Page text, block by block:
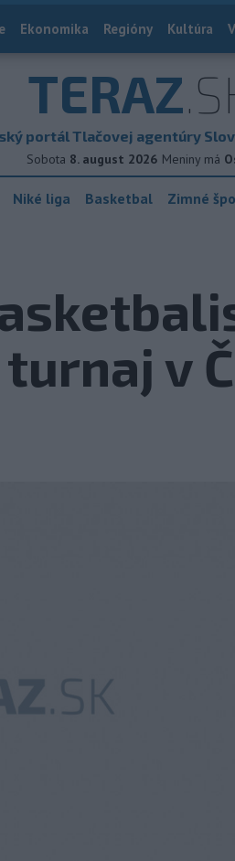
Ekonomika Regióny Kultúra
TERAZ
portál Tlačovej agentúry
Sobota 8. august 2026 Meniny má
Niké liga Basketbal Zimné
v